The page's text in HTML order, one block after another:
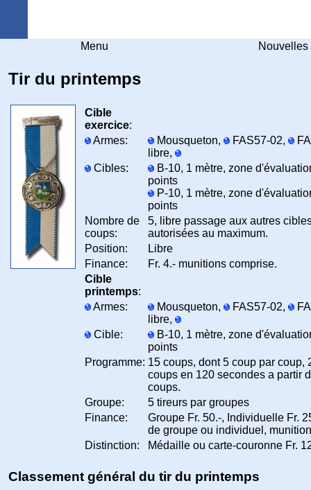
Menu Nouvelles
Tir du printemps
Cible
exercice:
Armes:
Mousqueton, FAS57-02,
libre,
Cibles:
B-10, 1 mètre, zone
points
P-10, 1 mètre, zone
points
Nombre de
coups:
5, libre passage aux autres
autorisées au maximum.
Position:
Libre
Finance:
Fr. 4.- munitions comprise.
Cible
printemps:
Armes:
Mousqueton, FAS57-02,
libre,
Cible:
B-10, 1 mètre, zone
points
Programme: 15 coups, dont 5 coup par coup,
coups en 120 secondes a partir
coups.
Groupe:
5 tireurs par groupes
Finance:
Groupe Fr. 50.-, Individuelle Fr.
de groupe ou individuel,
Distinction:
Médaille ou carte-couronne Fr.
Classement général du tir du printemps